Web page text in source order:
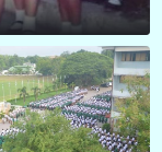
งเข้าประกวด